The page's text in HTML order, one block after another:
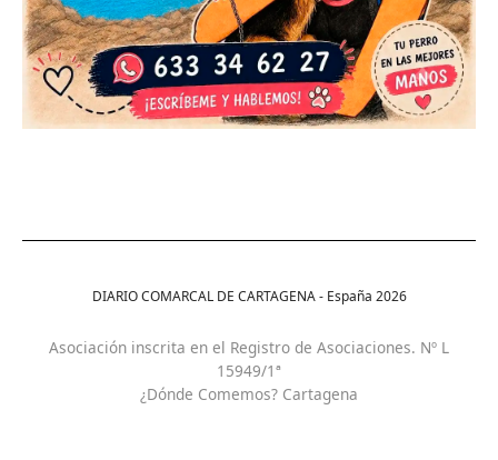
DIARIO COMARCAL DE CARTAGENA - España 2026
Asociación inscrita en el Registro de Asociaciones. Nº L
15949/1ª
¿Dónde Comemos? Cartagena